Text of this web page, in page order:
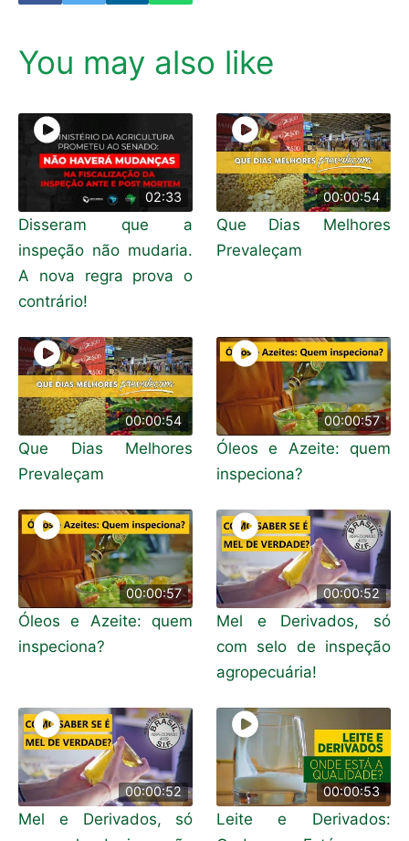
You may also like
02:33
Disseram que a
inspeção não mudaria.
A nova regra prova o
contrário!
00:00:54
Que Dias Melhores
Prevaleçam
00:00:54
Que Dias Melhores
Prevaleçam
00:00:57
Óleos e Azeite: quem
inspeciona?
00:00:57
Óleos e Azeite: quem
inspeciona?
00:00:52
Mel e Derivados, só
com selo de inspeção
agropecuária!
00:00:52
Mel e Derivados, só
00:00:53
Leite e Derivados: